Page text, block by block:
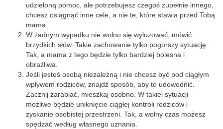
udzieloną pomoc, ale potrzebujesz czegoś zupełnie innego,
chcesz osiągnąć inne cele, a nie te, które stawia przed Tobą
mama.
W żadnym wypadku nie wolno się wyluzować, mówić
brzydkich słów. Takie zachowanie tylko pogorszy sytuację.
Tak, a mama z tego będzie tylko bardziej bolesna i
obraźliwa.
Jeśli jesteś osobą niezależną i nie chcesz być pod ciągłym
wpływem rodziców, znajdź sposób, aby to udowodnić.
Zacznij zarabiać, mieszkaj osobno. W takiej sytuacji
możliwe będzie uniknięcie ciągłej kontroli rodziców i
zyskanie osobistej przestrzeni. Tak, a wolny czas możesz
spędzać według własnego uznania.